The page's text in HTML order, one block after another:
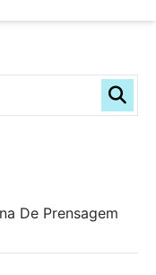
De Prensagem